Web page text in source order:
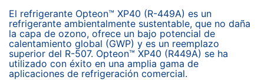
El refrigerante Opteon™ XP40 (R-449A) es un
refrigerante ambientalmente sustentable, que no daña
la capa de ozono, ofrece un bajo potencial de
calentamiento global (GWP) y es un reemplazo
superior del R-507. Opteon™ XP40 (R449A) se ha
utilizado con éxito en una amplia gama de
aplicaciones de refrigeración comercial.